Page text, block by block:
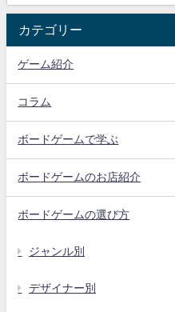
カテゴリー
ゲーム紹介
コラム
ボードゲームで学ぶ
ボードゲームのお店紹介
ボードゲームの選び方
ジャンル別
デザイナー別